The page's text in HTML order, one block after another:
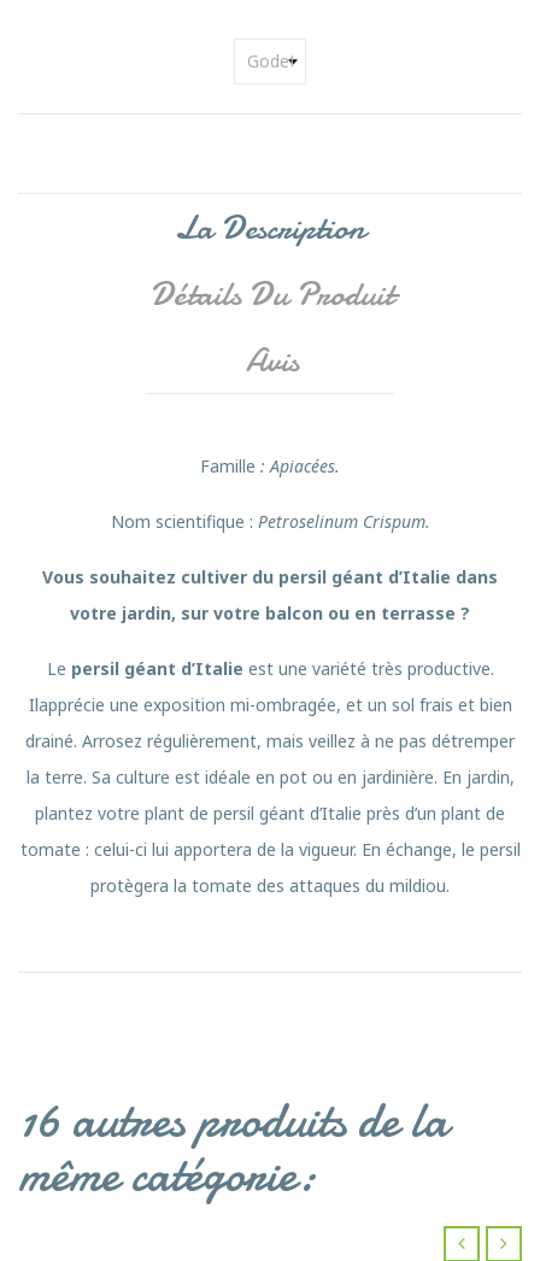
La Description
Détails Du Produit
Avis
Famille : Apiacées.
Nom scientifique : Petroselinum Crispum.
Vous souhaitez cultiver du persil géant d’Italie dans
votre jardin, sur votre balcon ou en terrasse ?
Le persil géant d’Italie est une variété très productive.
Ilapprécie une exposition mi-ombragée, et un sol frais et bien
drainé. Arrosez régulièrement, mais veillez à ne pas détremper
la terre. Sa culture est idéale en pot ou en jardinière. En jardin,
plantez votre plant de persil géant d’Italie près d’un plant de
tomate : celui-ci lui apportera de la vigueur. En échange, le persil
protègera la tomate des attaques du mildiou.
16 autres produits de la
même catégorie: